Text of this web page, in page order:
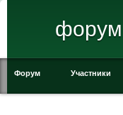
Форум Участники